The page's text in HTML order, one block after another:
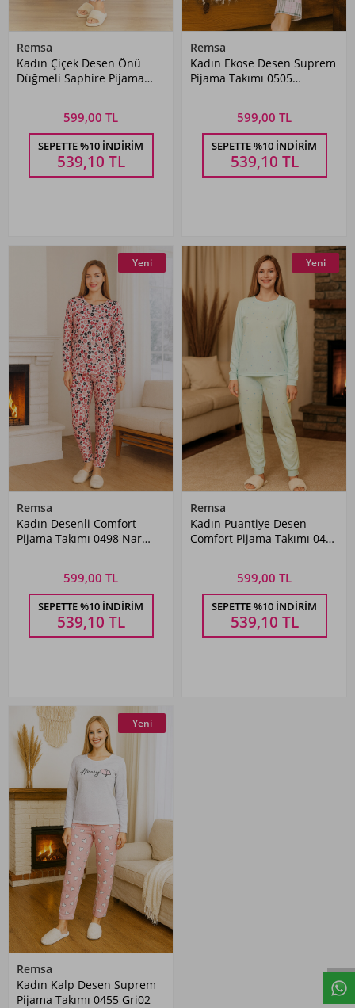
Remsa
Kadın Çiçek Desen Önü
Düğmeli Saphire Pijama
599,00 TL
SEPETTE %10 İNDIRIM
539,10 TL
Remsa
Kadın Ekose Desen Suprem
Pijama Takımı 0505
599,00 TL
SEPETTE %10 İNDIRIM
539,10 TL
Yeni
Remsa
Kadın Desenli Comfort
Pijama Takımı 0498 Nar
599,00 TL
SEPETTE %10 İNDIRIM
539,10 TL
Yeni
Remsa
Kadın Puantiye Desen
Comfort Pijama Takımı 0499
599,00 TL
SEPETTE %10 İNDIRIM
539,10 TL
Yeni
Remsa
Kadın Kalp Desen Suprem
Pijama Takımı 0455 Gri02